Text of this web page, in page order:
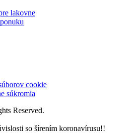
lakovne
cookie
súkromia
Reserved.
so šírením koronavírusu!!